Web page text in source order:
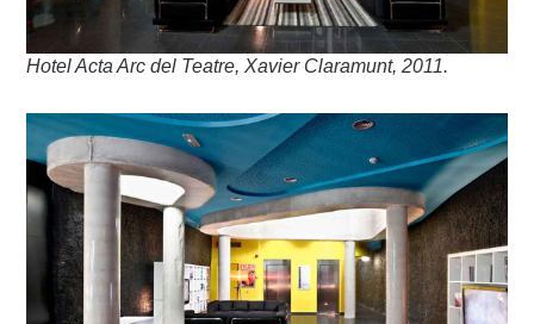
Hotel Acta Arc del Teatre, Xavier Claramunt, 2011.